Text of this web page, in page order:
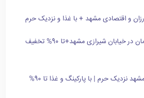
و اقتصادی مشهد + با غذا و نزدیک حرم
در خیابان شیرازی مشهد+تا 90% تخفیف
سوئیت های ارزان در مشهد نزدیک حرم | با پارکینگ و غذا تا 90%